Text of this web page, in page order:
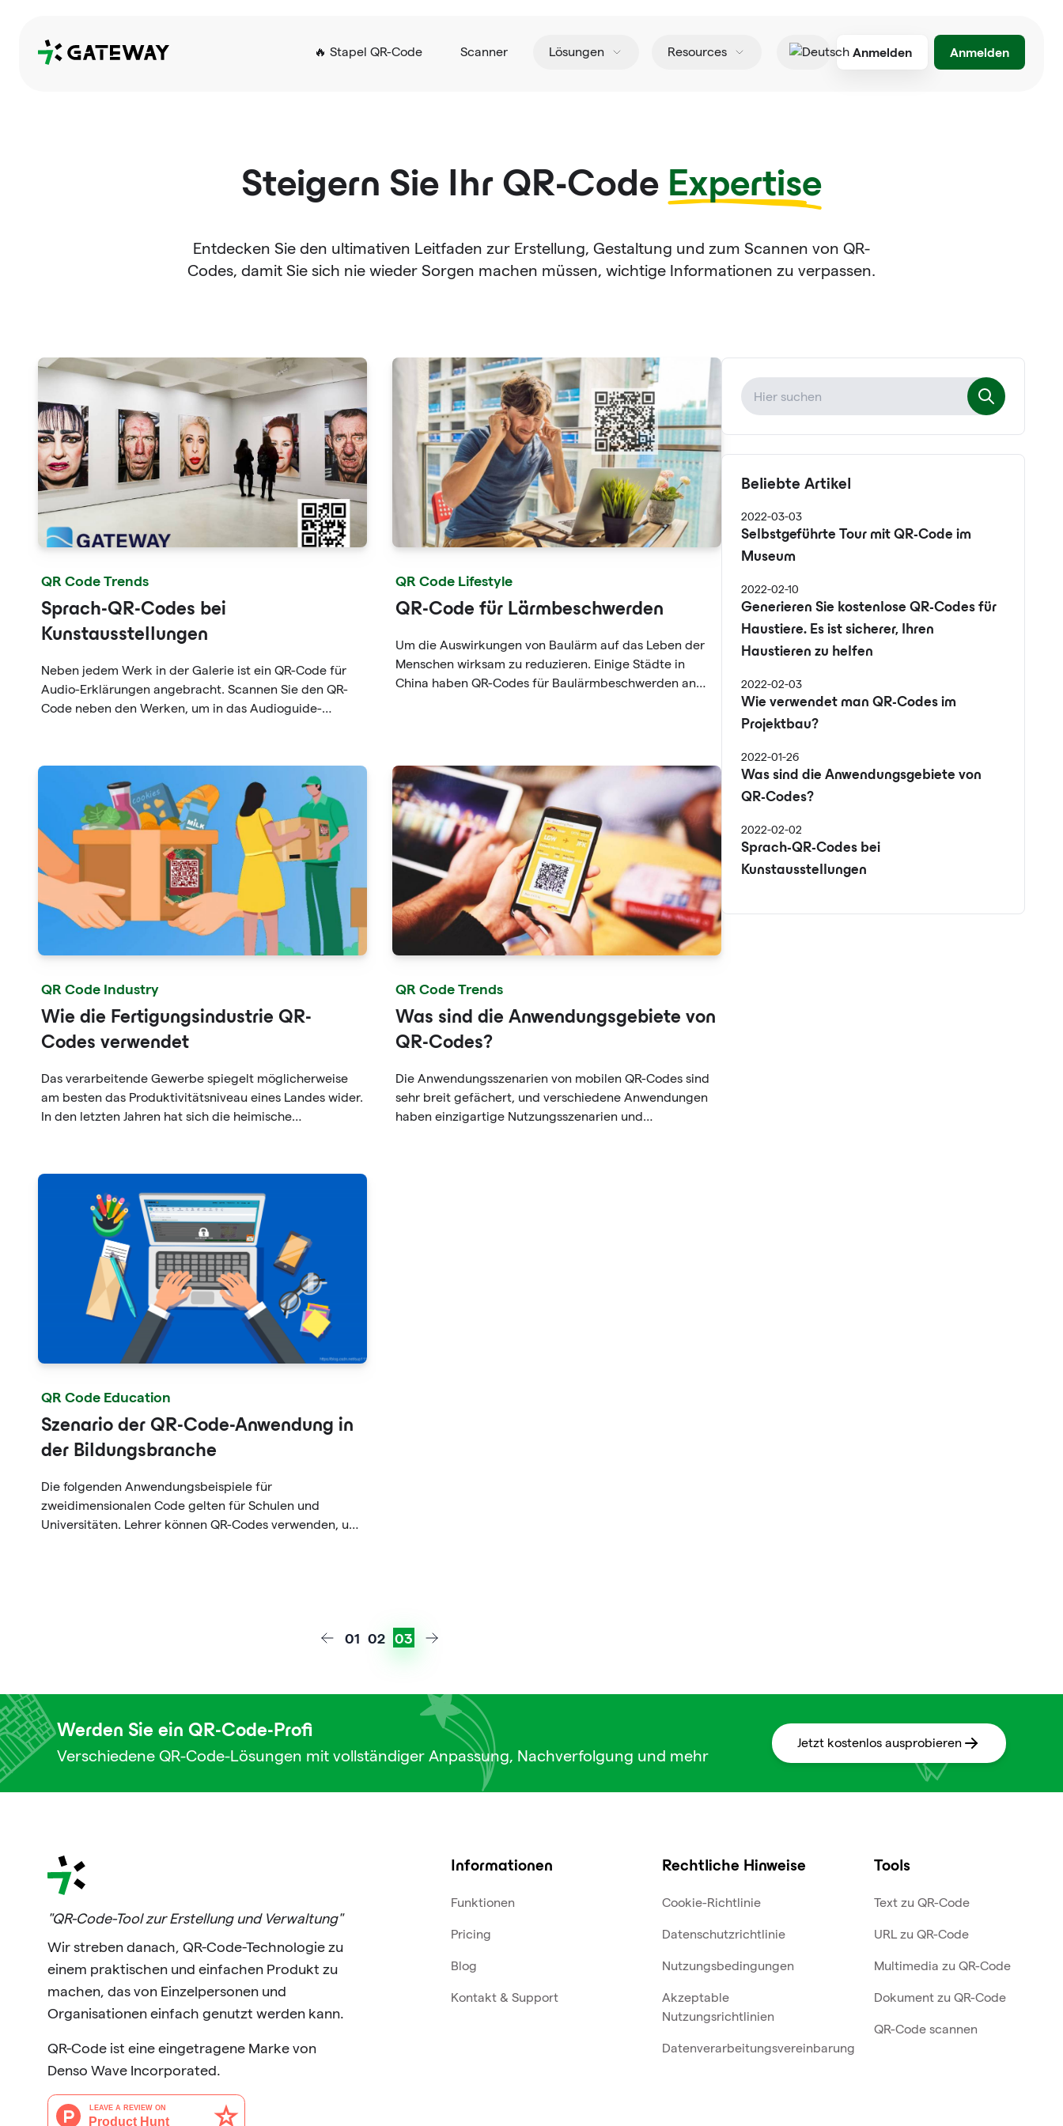
QRGateway 🔥 Stapel QR-Code Scanner Lösungen Resources
Deutsch
Anmelden Anmelden
Steigern Sie Ihr QR-Code Expertise
Entdecken Sie den ultimativen Leitfaden zur Erstellung, Gestaltung und zum Scannen von QR-
Codes, damit Sie sich nie wieder Sorgen machen müssen, wichtige Informationen zu verpassen.
QR Code Trends
Sprach-QR-Codes bei
Kunstausstellungen
Neben jedem Werk in der Galerie ist ein QR-Code für
Audio-Erklärungen angebracht. Scannen Sie den QR-
Code neben den Werken, um in das Audioguide-
QR Code Lifestyle
QR-Code für Lärmbeschwerden
Um die Auswirkungen von Baulärm auf das Leben der
Menschen wirksam zu reduzieren. Einige Städte in
China haben QR-Codes für Baulärmbeschwerden an
QR Code Industry
Wie die Fertigungsindustrie QR-
Codes verwendet
Das verarbeitende Gewerbe spiegelt möglicherweise
am besten das Produktivitätsniveau eines Landes wider.
In den letzten Jahren hat sich die heimische
QR Code Trends
Was sind die Anwendungsgebiete von
QR-Codes?
Die Anwendungsszenarien von mobilen QR-Codes sind
sehr breit gefächert, und verschiedene Anwendungen
haben einzigartige Nutzungsszenarien und
QR Code Education
Szenario der QR-Code-Anwendung in
der Bildungsbranche
Die folgenden Anwendungsbeispiele für
zweidimensionalen Code gelten für Schulen und
Universitäten. Lehrer können QR-Codes verwenden, um
01 02 03
Beliebte Artikel
2022-03-03
Selbstgeführte Tour mit QR-Code im
Museum
2022-02-10
Generieren Sie kostenlose QR-Codes für
Haustiere. Es ist sicherer, Ihren
Haustieren zu helfen
2022-02-03
Wie verwendet man QR-Codes im
Projektbau?
2022-01-26
Was sind die Anwendungsgebiete von
QR-Codes?
2022-02-02
Sprach-QR-Codes bei
Kunstausstellungen
Werden Sie ein QR-Code-Profi
Verschiedene QR-Code-Lösungen mit vollständiger Anpassung, Nachverfolgung und mehr
Jetzt kostenlos ausprobieren
"QR-Code-Tool zur Erstellung und Verwaltung"
Wir streben danach, QR-Code-Technologie zu
einem praktischen und einfachen Produkt zu
machen, das von Einzelpersonen und
Organisationen einfach genutzt werden kann.
QR-Code ist eine eingetragene Marke von
Denso Wave Incorporated.
Informationen
Funktionen
Pricing
Blog
Kontakt & Support
Rechtliche Hinweise
Cookie-Richtlinie
Datenschutzrichtlinie
Nutzungsbedingungen
Akzeptable
Nutzungsrichtlinien
Datenverarbeitungsvereinbarung
Tools
Text zu QR-Code
URL zu QR-Code
Multimedia zu QR-Code
Dokument zu QR-Code
QR-Code scannen